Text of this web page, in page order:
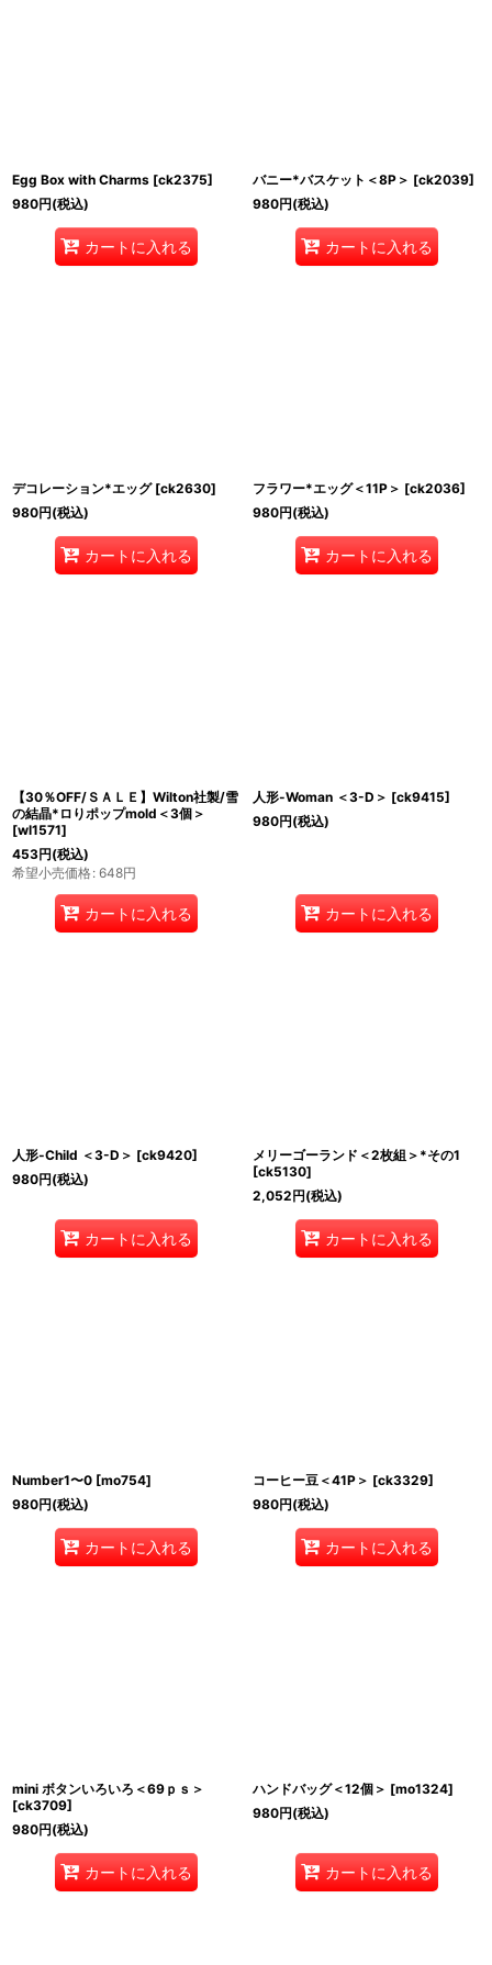
Egg Box with Charms [ck2375]
980円(税込)
カートに入れる
バニー*バスケット＜8P＞ [ck2039]
980円(税込)
カートに入れる
デコレーション*エッグ [ck2630]
980円(税込)
カートに入れる
フラワー*エッグ＜11P＞ [ck2036]
980円(税込)
カートに入れる
【30％OFF/ＳＡＬＥ】Wilton社製/雪
の結晶*ロりポップmold＜3個＞
[wl1571]
453円(税込)
希望小売価格: 648円
カートに入れる
人形-Woman ＜3-D＞ [ck9415]
980円(税込)
カートに入れる
人形-Child ＜3-D＞ [ck9420]
980円(税込)
カートに入れる
メリーゴーランド＜2枚組＞*その1
[ck5130]
2,052円(税込)
カートに入れる
Number1〜0 [mo754]
980円(税込)
カートに入れる
コーヒー豆＜41P＞ [ck3329]
980円(税込)
カートに入れる
mini ボタンいろいろ＜69ｐｓ＞
[ck3709]
980円(税込)
カートに入れる
ハンドバッグ＜12個＞ [mo1324]
980円(税込)
カートに入れる